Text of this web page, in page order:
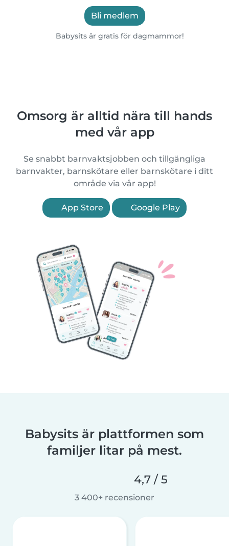
Bli medlem
Babysits är gratis för dagmammor!
Omsorg är alltid nära till hands
med vår app
Se snabbt barnvaktsjobben och tillgängliga
barnvakter, barnskötare eller barnskötare i ditt
område via vår app!
App Store Google Play
Babysits är plattformen som
familjer litar på mest.
4,7 / 5
3 400+ recensioner